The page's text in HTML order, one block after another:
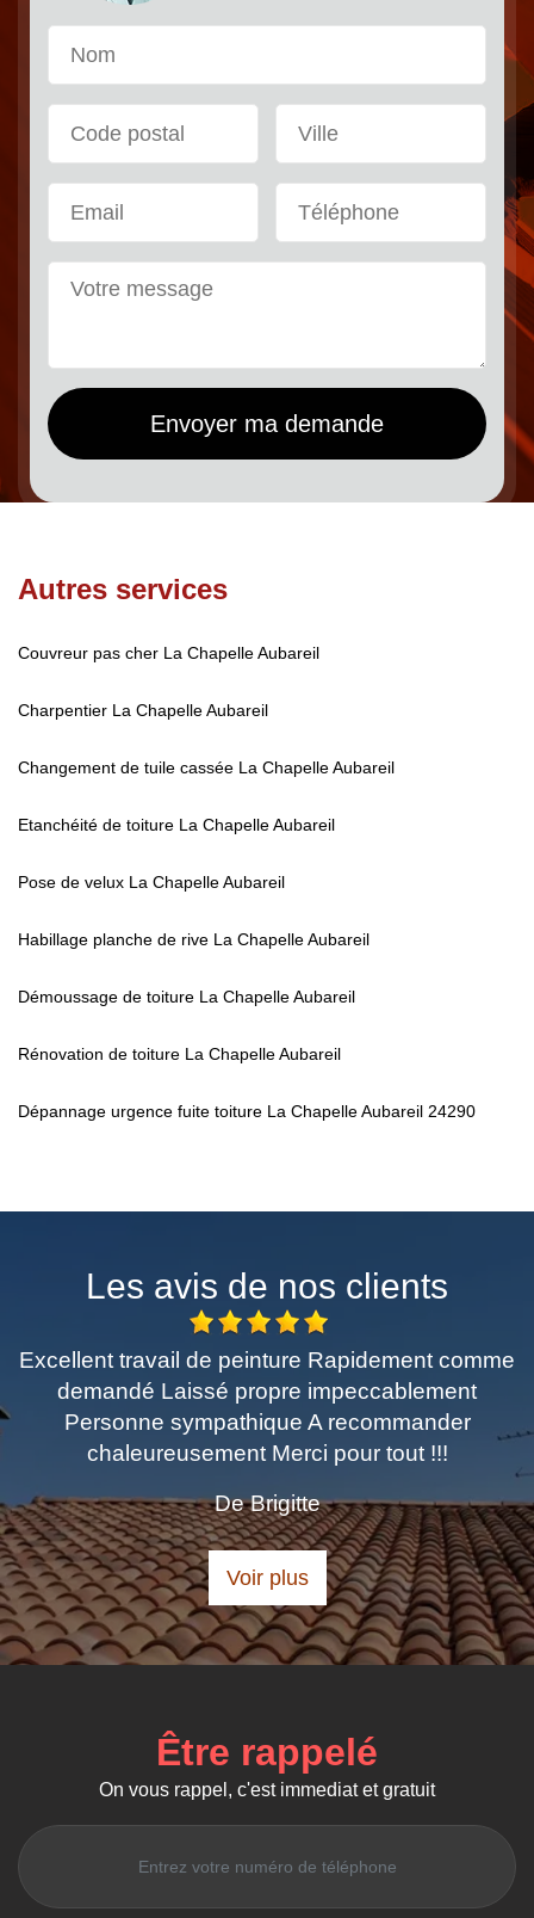
Autres services
Couvreur pas cher La Chapelle Aubareil
Charpentier La Chapelle Aubareil
Changement de tuile cassée La Chapelle Aubareil
Etanchéité de toiture La Chapelle Aubareil
Pose de velux La Chapelle Aubareil
Habillage planche de rive La Chapelle Aubareil
Démoussage de toiture La Chapelle Aubareil
Rénovation de toiture La Chapelle Aubareil
Dépannage urgence fuite toiture La Chapelle Aubareil 24290
Les avis de nos clients
peinture Rapidement comme
propre impeccablement
A recommander
Merci pour tout !!!
De Brigitte
Très
Voir plus
Être rappelé
On vous rappel, c'est immediat et gratuit